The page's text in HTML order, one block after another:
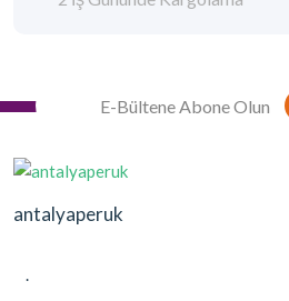
antalyaperuk
.